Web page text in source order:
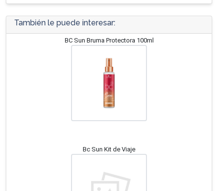
También le puede interesar:
BC Sun Bruma Protectora 100ml
Bc Sun Kit de Viaje